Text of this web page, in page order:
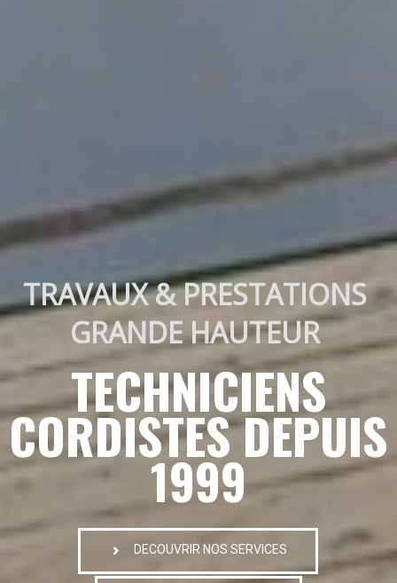
TRAVAUX & PRESTATIONS
GRANDE HAUTEUR
TECHNICIENS
CORDISTES DEPUIS
1999
DECOUVRIR NOS SERVICES